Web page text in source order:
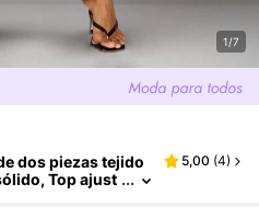
1/7
dos piezas tejido
Top ajust
5,00 (4)